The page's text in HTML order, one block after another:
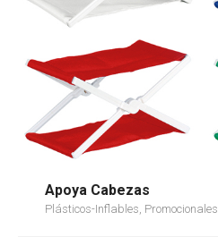
Apoya Cabezas
Plásticos-Inflables, Promocionales